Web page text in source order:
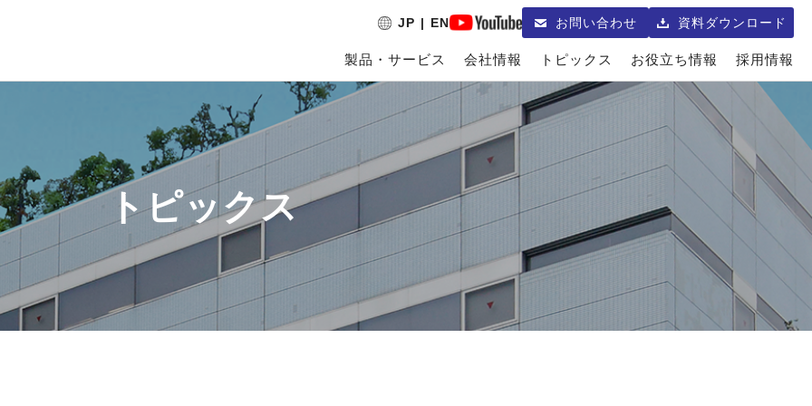
JP | EN お問い合わせ 資料ダウンロード
製品・サービス 会社情報 トピックス お役立ち情報 採用情報
トピックス